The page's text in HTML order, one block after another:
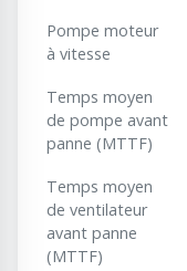
Pompe moteur
à vitesse
Temps moyen
de pompe avant
panne (MTTF)
Temps moyen
de ventilateur
avant panne
(MTTF)